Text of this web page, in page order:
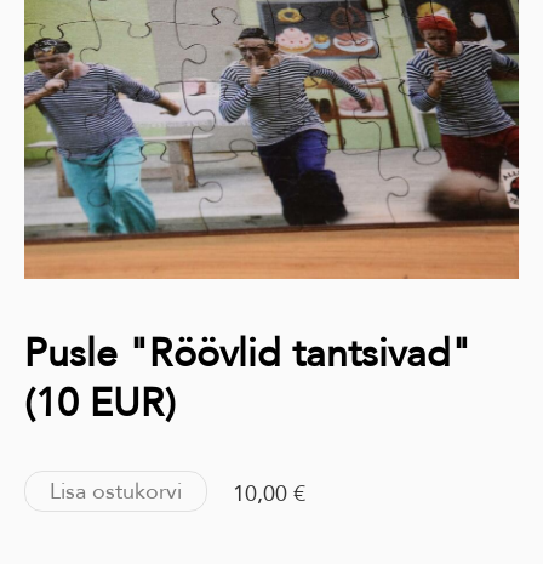
Pusle "Röövlid tantsivad"
(10 EUR)
Lisa ostukorvi 10,00 €